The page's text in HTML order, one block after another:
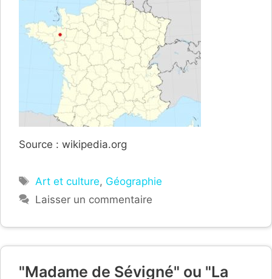
Source : wikipedia.org
Étiquettes
Art et culture, Géographie
Laisser un commentaire
"Madame de Sévigné" ou "La